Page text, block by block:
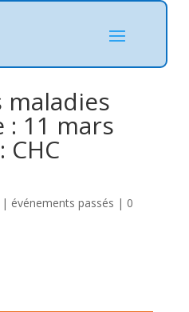
maladies
: 11 mars
CHC
événements passés | 0